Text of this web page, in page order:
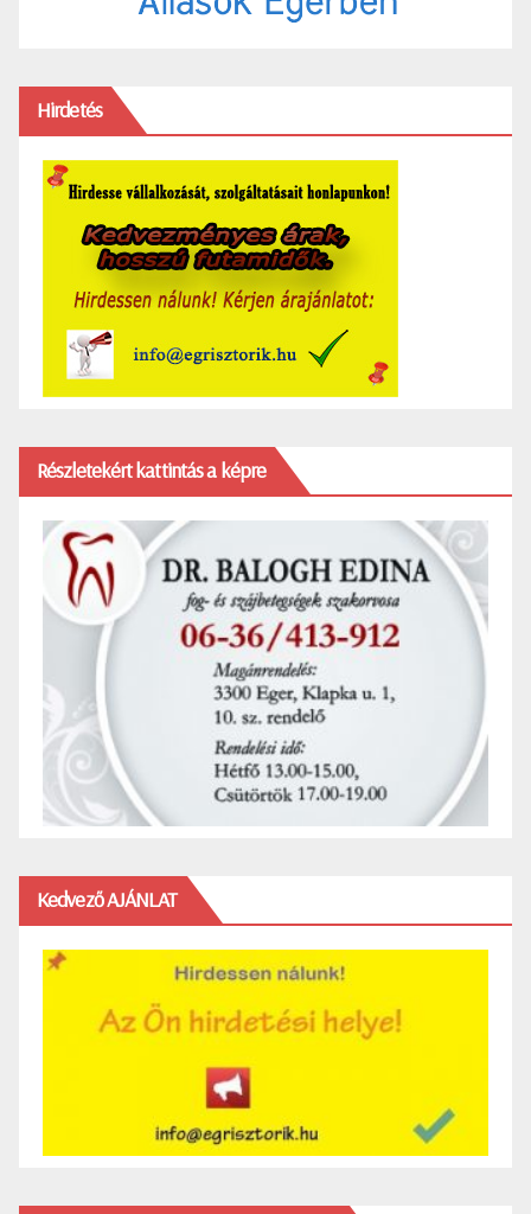
Hirdetés
Részletekért kattintás a képre
Kedvező AJÁNLAT